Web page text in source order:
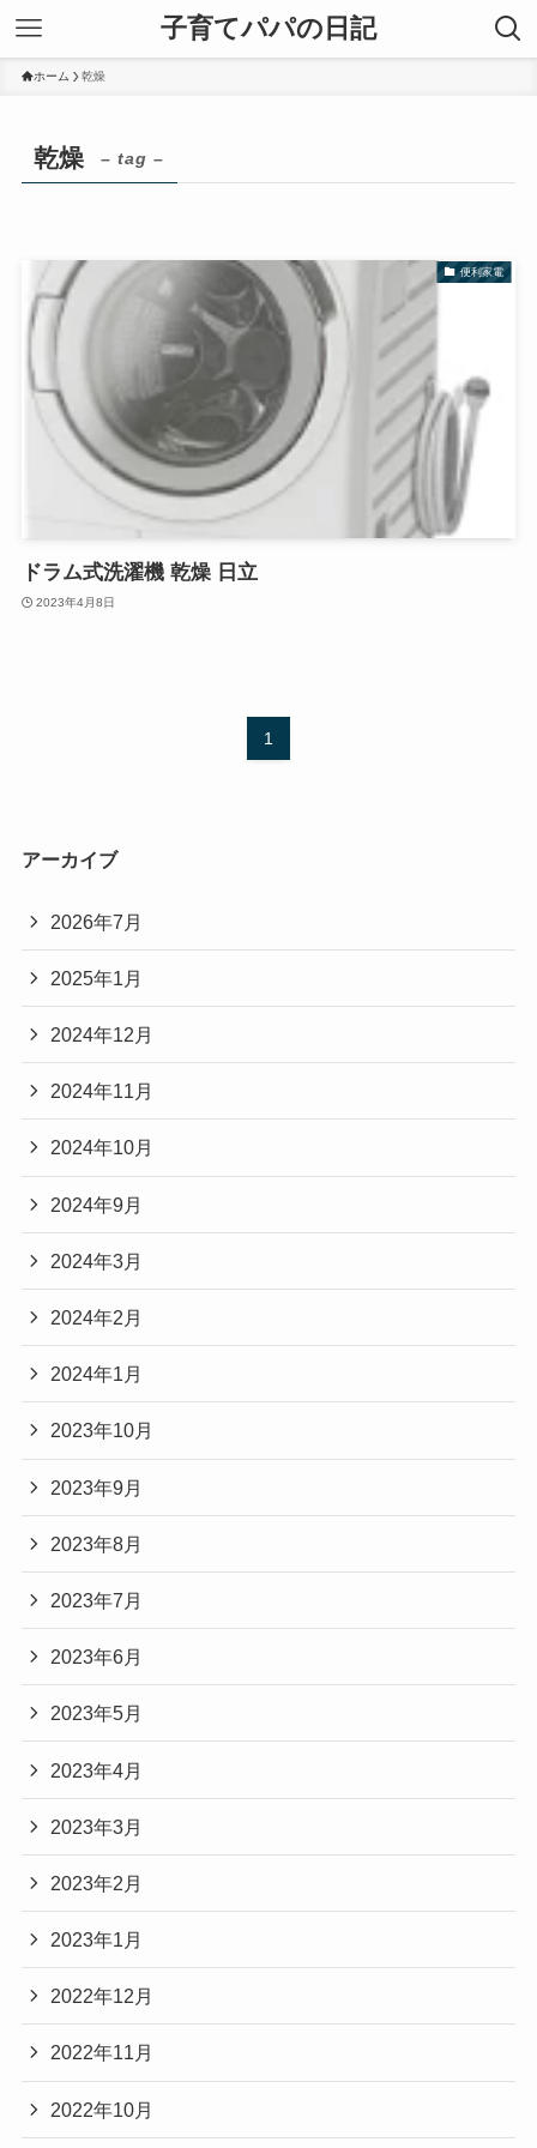
子育てパパの日記
ホーム 乾燥
乾燥 – tag –
便利家電
ドラム式洗濯機 乾燥 日立
2023年4月8日
1
アーカイブ
2026年7月
2025年1月
2024年12月
2024年11月
2024年10月
2024年9月
2024年3月
2024年2月
2024年1月
2023年10月
2023年9月
2023年8月
2023年7月
2023年6月
2023年5月
2023年4月
2023年3月
2023年2月
2023年1月
2022年12月
2022年11月
2022年10月